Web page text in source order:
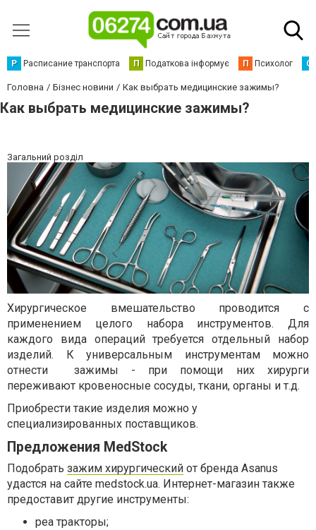
Р Расписание транспорта П Податкова інформує П Психолог С
Головна Бізнес новини Как выбрать медицинские зажимы?
Как выбрать медицинские зажимы?
Загальний розділ
Хирургическое вмешательство проводится с
применением целого набора инструментов. Для
каждого вида операций требуется отдельный набор
изделий. К универсальным инструментам можно
отнести зажимы - при помощи них хирурги
переживают кровеносные сосуды, ткани, органы и т.д.
Приобрести такие изделия можно у
специализированных поставщиков.
Предложения MedStock
Подобрать зажим хирургический от бренда Asanus
удастся на сайте medstock.ua. Интернет-магазин также
предоставит другие инструменты:
реа тракторы;